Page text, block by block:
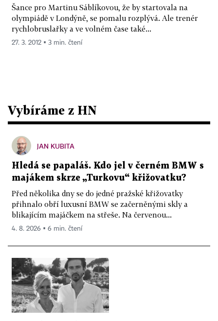
Šance pro Martinu Sáblíkovou, že by startovala na
olympiádě v Londýně, se pomalu rozplývá. Ale trenér
rychlobruslařky a ve volném čase také...
27. 3. 2012 ▪ 3 min. čtení
Vybíráme z HN
JAN KUBITA
Hledá se papaláš. Kdo jel v černém BMW s
majákem skrze „Turkovu“ křižovatku?
Před několika dny se do jedné pražské křižovatky
přihnalo obří luxusní BMW se začerněnými skly a
blikajícím majáčkem na střeše. Na červenou...
4. 8. 2026 ▪ 6 min. čtení